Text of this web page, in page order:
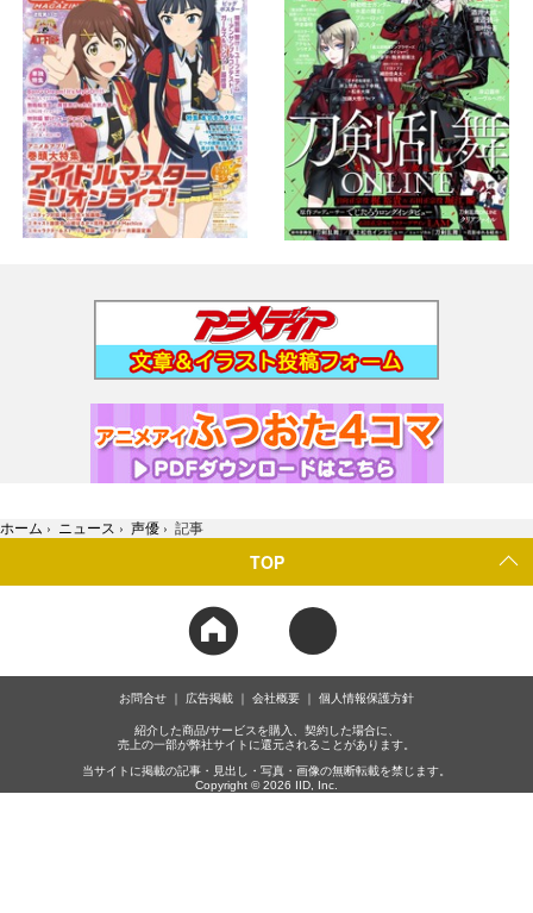
ホーム › ニュース › 声優 › 記事
TOP
お問合せ 広告掲載 会社概要 個人情報保護方針
紹介した商品/サービスを購入、契約した場合に、
売上の一部が弊社サイトに還元されることがあります。
当サイトに掲載の記事・見出し・写真・画像の無断転載を禁じます。
Copyright © 2026 IID, Inc.